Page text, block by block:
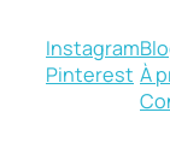
Instagram
Pinterest À